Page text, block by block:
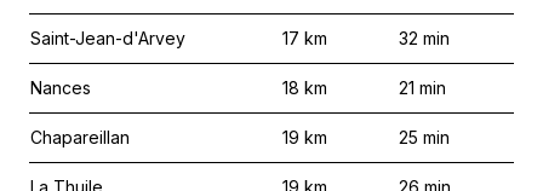
Saint-Jean-d'Arvey 17 km 32 min
Nances 18 km 21 min
Chapareillan 19 km 25 min
La Thuile 19 km 26 min